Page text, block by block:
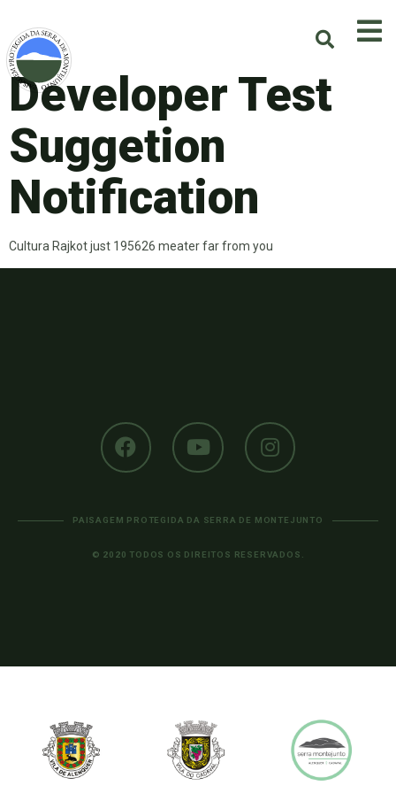
Developer Test
Suggetion
Notification
Cultura Rajkot just 195626 meater far from you
PAISAGEM PROTEGIDA DA SERRA DE MONTEJUNTO
© 2020 TODOS OS DIREITOS RESERVADOS.